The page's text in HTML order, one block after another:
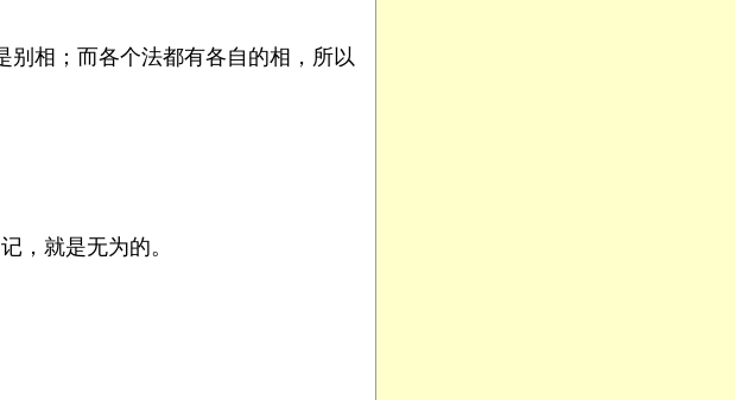
相；而各个法都有各自的相，所以
，就是无为的。